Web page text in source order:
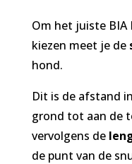
Om het juiste BIA
kiezen meet je de
hond.
Dit is de afstand
grond tot aan de
vervolgens de
de punt van de